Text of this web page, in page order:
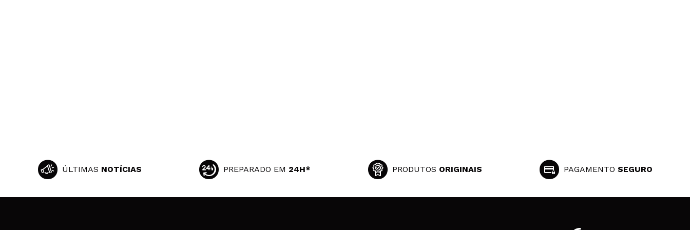
ÚLTIMAS NOTÍCIAS PREPARADO EM 24H* PRODUTOS ORIGINAIS PAGAMENTOSEGURO